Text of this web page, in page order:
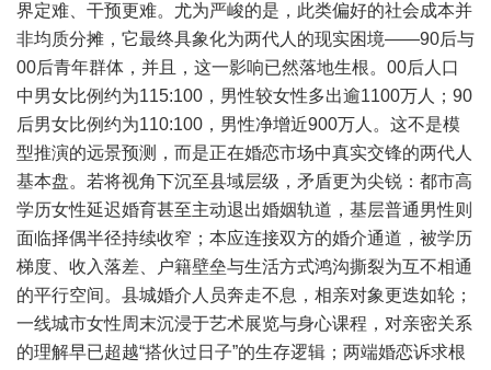
界定难、干预更难。尤为严峻的是，此类偏好的社会成本并
非均质分摊，它最终具象化为两代人的现实困境——90后与
00后青年群体，并且，这一影响已然落地生根。00后人口
中男女比例约为115:100，男性较女性多出逾1100万人；90
后男女比例约为110:100，男性净增近900万人。这不是模
型推演的远景预测，而是正在婚恋市场中真实交锋的两代人
基本盘。若将视角下沉至县域层级，矛盾更为尖锐：都市高
学历女性延迟婚育甚至主动退出婚姻轨道，基层普通男性则
面临择偶半径持续收窄；本应连接双方的婚介通道，被学历
梯度、收入落差、户籍壁垒与生活方式鸿沟撕裂为互不相通
的平行空间。县城婚介人员奔走不息，相亲对象更迭如轮；
一线城市女性周末沉浸于艺术展览与身心课程，对亲密关系
的理解早已超越“搭伙过日子”的生存逻辑；两端婚恋诉求根